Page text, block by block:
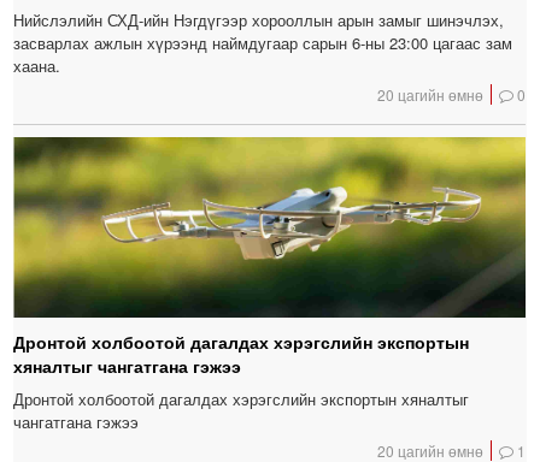
Нийслэлийн СХД-ийн Нэгдүгээр хорооллын арын замыг шинэчлэх,
засварлах ажлын хүрээнд наймдугаар сарын 6-ны 23:00 цагаас зам
хаана.
20 цагийн өмнө 0
Дронтой холбоотой дагалдах хэрэгслийн экспортын
хяналтыг чангатгана гэжээ
Дронтой холбоотой дагалдах хэрэгслийн экспортын хяналтыг
чангатгана гэжээ
20 цагийн өмнө 1